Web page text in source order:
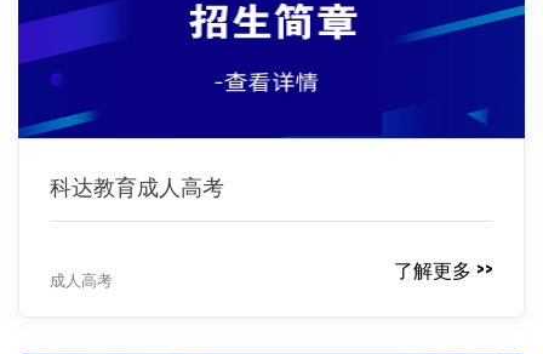
科达教育成人高考
成人高考 了解更多 >>